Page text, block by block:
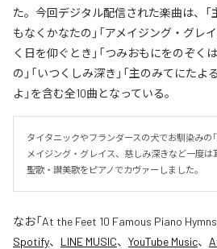
た。今回デジタル配信された楽曲は、「
もなくかなたの」「アメイジング・グレイ
く日を仰ぐとき」「つみおもにをのぞく
の」「いつくしみ深き」「主のみてにたよ
よ」を含む全10曲となっている。
タイタニックやフランダースの犬でお馴染みの
メイジング・グレイス、慈しみ深きなど一度
聖歌・讃美歌をピアノでカヴァーしました。
なお「At the Feet 10 Famous Piano Hymns
Spotify、 LINE MUSIC、 YouTube Music、